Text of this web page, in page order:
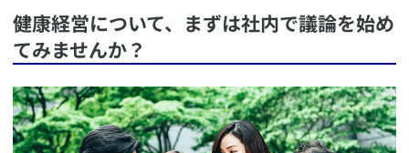
​健康経営について、まずは社内で議論を始め
てみませんか？